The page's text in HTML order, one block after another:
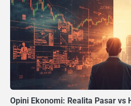
Opini Ekonomi: Realita Pasar vs